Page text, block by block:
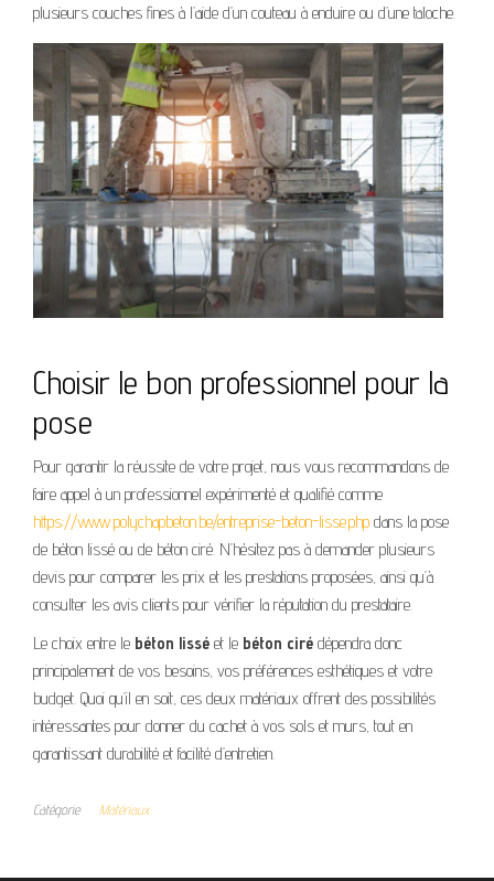
plusieurs couches fines à l’aide d’un couteau à enduire ou d’une taloche.
Choisir le bon professionnel pour la
pose
Pour garantir la réussite de votre projet, nous vous recommandons de
faire appel à un professionnel expérimenté et qualifié comme
https://www.polychapbeton.be/entreprise-beton-lisse.php dans la pose
de béton lissé ou de béton ciré. N’hésitez pas à demander plusieurs
devis pour comparer les prix et les prestations proposées, ainsi qu’à
consulter les avis clients pour vérifier la réputation du prestataire.
Le choix entre le béton lissé et le béton ciré dépendra donc
principalement de vos besoins, vos préférences esthétiques et votre
budget. Quoi qu’il en soit, ces deux matériaux offrent des possibilités
intéressantes pour donner du cachet à vos sols et murs, tout en
garantissant durabilité et facilité d’entretien.
Catégorie Matériaux